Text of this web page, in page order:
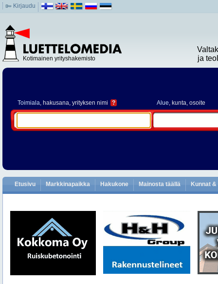
Kirjaudu
Kotimainen yrityshakemisto
ja
Toimiala, hakusana, yrityksen nimi ? Alue, kunta, osoite
Etusivu Markkinapaikka Hakukone Mainosta täällä Kunnat